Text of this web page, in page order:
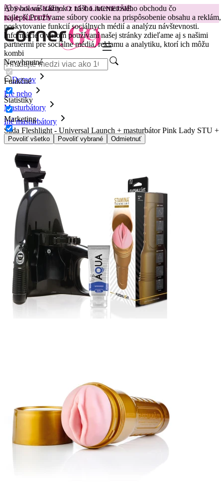
Aby bol váš zážitok z nášho internetového obchodu čo
najlepší.Používame súbory cookie na prispôsobenie obsahu a reklám,
poskytovanie funkcií sociálnych médií a analýzu návštevnosti.
Informácie o vašom používaní našej stránky zdieľame aj s našimi
partnermi pre sociálne médiá, reklamu a analytiku, ktorí ich môžu
kombi
Nevyhnutné
Funkčné
Štatistiky
Marketing
Povoliť všetko Povoliť vybrané Odmietnuť
😽Svakom Klitty: O 15 € LACNEJŠIE
Kód: KLITTY →
Domov
Pre neho
Masturbátory
Iné masturbátory
Sada Fleshlight - Universal Launch + masturbátor Pink Lady STU +
lubrikant